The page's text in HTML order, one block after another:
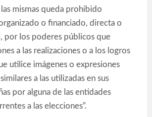
mismas queda prohibido
o financiado, directa o
por los poderes públicos que
a las realizaciones o a los logros
utilice imágenes o expresiones
a las utilizadas en sus
por alguna de las entidades
a las elecciones”.